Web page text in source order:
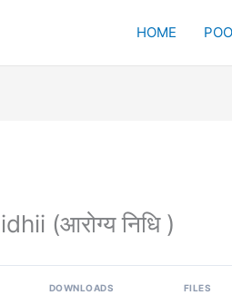
HOME
(आरोग्य निधि )
DOWNLOADS FILES